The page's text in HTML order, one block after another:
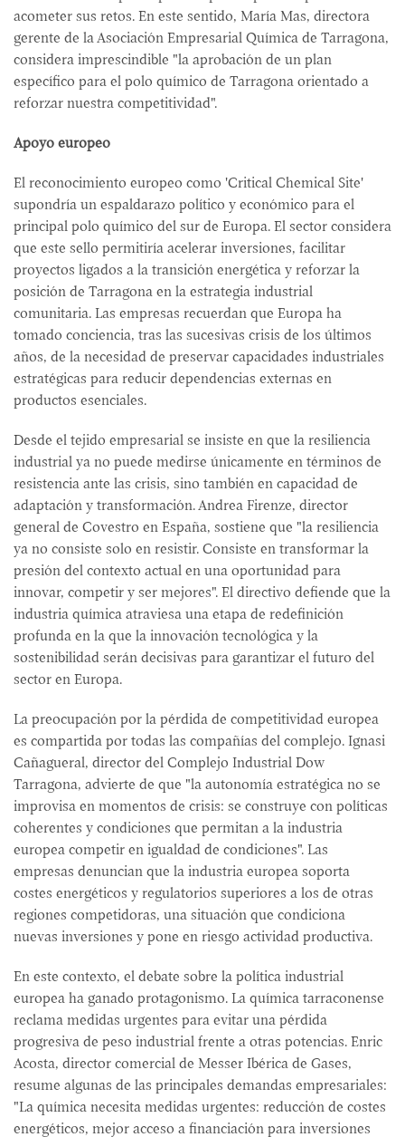
acometer sus retos. En este sentido, María Mas, directora
gerente de la Asociación Empresarial Química de Tarragona,
considera imprescindible "la aprobación de un plan
específico para el polo químico de Tarragona orientado a
reforzar nuestra competitividad".
Apoyo europeo
El reconocimiento europeo como 'Critical Chemical Site'
supondría un espaldarazo político y económico para el
principal polo químico del sur de Europa. El sector considera
que este sello permitiría acelerar inversiones, facilitar
proyectos ligados a la transición energética y reforzar la
posición de Tarragona en la estrategia industrial
comunitaria. Las empresas recuerdan que Europa ha
tomado conciencia, tras las sucesivas crisis de los últimos
años, de la necesidad de preservar capacidades industriales
estratégicas para reducir dependencias externas en
productos esenciales.
Desde el tejido empresarial se insiste en que la resiliencia
industrial ya no puede medirse únicamente en términos de
resistencia ante las crisis, sino también en capacidad de
adaptación y transformación. Andrea Firenze, director
general de Covestro en España, sostiene que "la resiliencia
ya no consiste solo en resistir. Consiste en transformar la
presión del contexto actual en una oportunidad para
innovar, competir y ser mejores". El directivo defiende que la
industria química atraviesa una etapa de redefinición
profunda en la que la innovación tecnológica y la
sostenibilidad serán decisivas para garantizar el futuro del
sector en Europa.
La preocupación por la pérdida de competitividad europea
es compartida por todas las compañías del complejo. Ignasi
Cañagueral, director del Complejo Industrial Dow
Tarragona, advierte de que "la autonomía estratégica no se
improvisa en momentos de crisis: se construye con políticas
coherentes y condiciones que permitan a la industria
europea competir en igualdad de condiciones". Las
empresas denuncian que la industria europea soporta
costes energéticos y regulatorios superiores a los de otras
regiones competidoras, una situación que condiciona
nuevas inversiones y pone en riesgo actividad productiva.
En este contexto, el debate sobre la política industrial
europea ha ganado protagonismo. La química tarraconense
reclama medidas urgentes para evitar una pérdida
progresiva de peso industrial frente a otras potencias. Enric
Acosta, director comercial de Messer Ibérica de Gases,
resume algunas de las principales demandas empresariales:
"La química necesita medidas urgentes: reducción de costes
energéticos, mejor acceso a financiación para inversiones